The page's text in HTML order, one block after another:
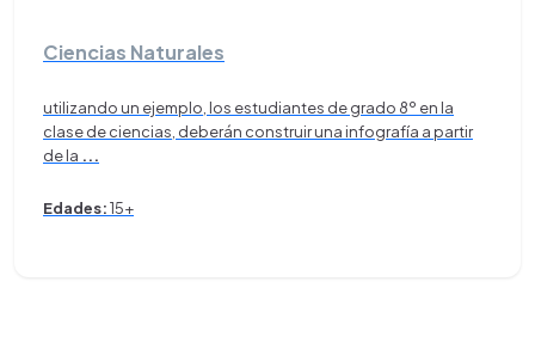
Ciencias Naturales
utilizando un ejemplo, los estudiantes de grado 8º en la
clase de ciencias, deberán construir una infografía a partir
de la ...
Edades:15+